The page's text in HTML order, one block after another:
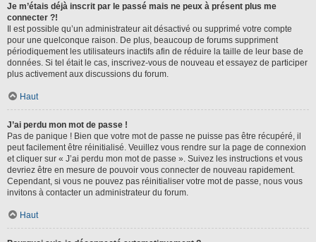
Je m’étais déjà inscrit par le passé mais ne peux à présent plus me
connecter ?!
Il est possible qu’un administrateur ait désactivé ou supprimé votre compte
pour une quelconque raison. De plus, beaucoup de forums suppriment
périodiquement les utilisateurs inactifs afin de réduire la taille de leur base de
données. Si tel était le cas, inscrivez-vous de nouveau et essayez de participer
plus activement aux discussions du forum.
Haut
J’ai perdu mon mot de passe !
Pas de panique ! Bien que votre mot de passe ne puisse pas être récupéré, il
peut facilement être réinitialisé. Veuillez vous rendre sur la page de connexion
et cliquer sur « J’ai perdu mon mot de passe ». Suivez les instructions et vous
devriez être en mesure de pouvoir vous connecter de nouveau rapidement.
Cependant, si vous ne pouvez pas réinitialiser votre mot de passe, nous vous
invitons à contacter un administrateur du forum.
Haut